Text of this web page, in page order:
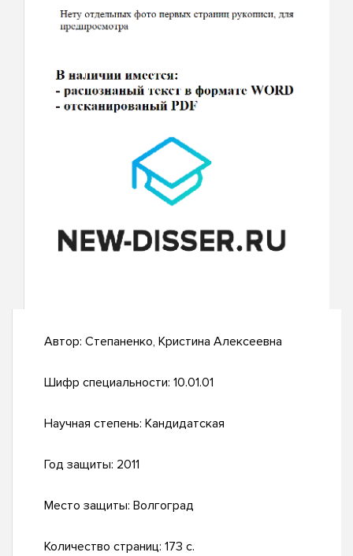
Автор: Степаненко, Кристина Алексеевна
Шифр специальности: 10.01.01
Научная степень: Кандидатская
Год защиты: 2011
Место защиты: Волгоград
Количество страниц: 173 с.